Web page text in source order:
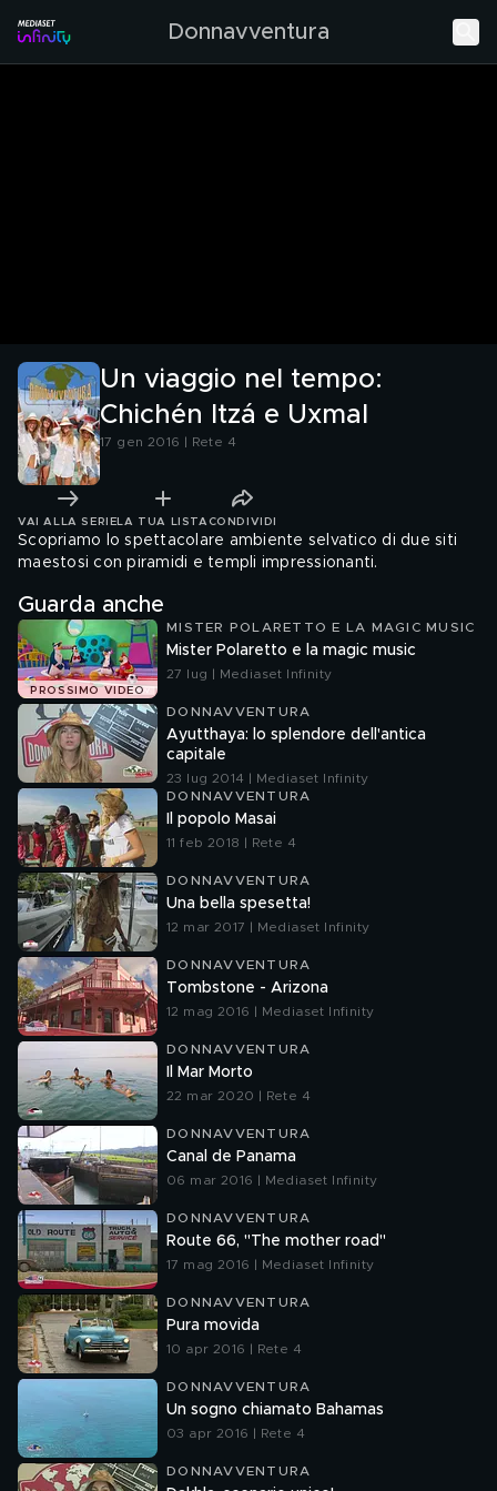
Donnavventura
Un viaggio nel tempo:
Chichén Itzá e Uxmal
17 gen 2016 | Rete 4
VAI ALLA SERIE LA TUA LISTA CONDIVIDI
Scopriamo lo spettacolare ambiente selvatico di due siti
maestosi con piramidi e templi impressionanti.
Guarda anche
PROSSIMO VIDEO
MISTER POLARETTO E LA MAGIC MUSIC
Mister Polaretto e la magic music
27 lug | Mediaset Infinity
DONNAVVENTURA
Ayutthaya: lo splendore dell'antica
capitale
23 lug 2014 | Mediaset Infinity
DONNAVVENTURA
Il popolo Masai
11 feb 2018 | Rete 4
DONNAVVENTURA
Una bella spesetta!
12 mar 2017 | Mediaset Infinity
DONNAVVENTURA
Tombstone - Arizona
12 mag 2016 | Mediaset Infinity
DONNAVVENTURA
Il Mar Morto
22 mar 2020 | Rete 4
DONNAVVENTURA
Canal de Panama
06 mar 2016 | Mediaset Infinity
DONNAVVENTURA
Route 66, "The mother road"
17 mag 2016 | Mediaset Infinity
DONNAVVENTURA
Pura movida
10 apr 2016 | Rete 4
DONNAVVENTURA
Un sogno chiamato Bahamas
03 apr 2016 | Rete 4
DONNAVVENTURA